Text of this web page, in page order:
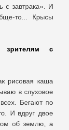
с завтрака». И
то... Крысы
зрителям с
рисовая каша
в слуховое
Бегают по
И вдруг двое
об землю, а